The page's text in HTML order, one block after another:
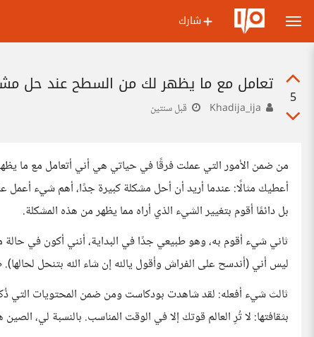
شارك
5
تعامل مع ما يظهر لك من السطح عند حل
قبل سنتين
من ضمن الأمور التي عملت فرقًا في حياتي هي أني أتعامل مع ما
أعطيك مثالًا: عندما أريد أن أحل مشكلة كبيرة جدًا، أهم شيء
بل دائمًا أقوم بتغيير الشيء الذي أراه مما يظهر من هذه المشكلة.
ثاني شيء أقوم به، وهو طبيعي جدًا في البداية، أنني أكون في
ليس أني (أندسح على الفراش وأقول يالله إن شاء الله بتنحل
ثالث شيء أفعله: لقد شاهدت بودكاست ومن ضمن المحتويات التي
بثقافتها: لا تُرِ العالم قوتك إلا في الوقت المناسب. بالنسبة لي،